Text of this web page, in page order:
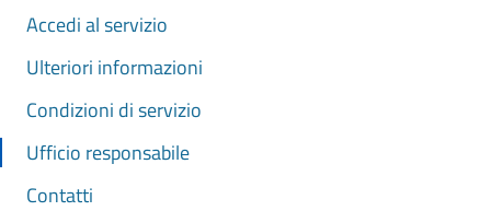
Accedi al servizio
Ulteriori informazioni
Condizioni di servizio
Ufficio responsabile
Contatti